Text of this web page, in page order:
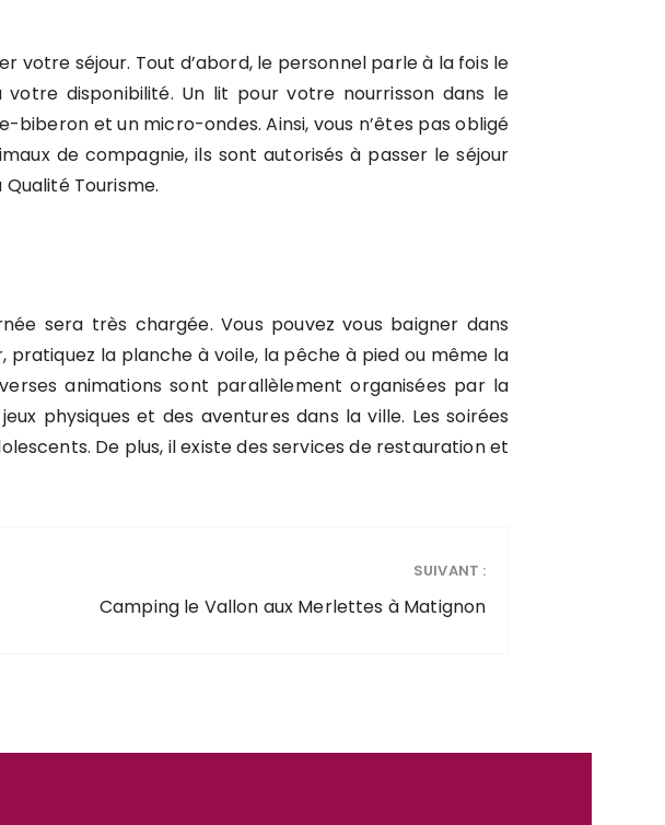
votre séjour. Tout d’abord, le personnel parle à la fois le
disponibilité. Un lit pour votre nourrisson dans le
et un micro-ondes. Ainsi, vous n’êtes pas obligé
de compagnie, ils sont autorisés à passer le séjour
Tourisme.
sera très chargée. Vous pouvez vous baigner dans
la planche à voile, la pêche à pied ou même la
animations sont parallèlement organisées par la
physiques et des aventures dans la ville. Les soirées
De plus, il existe des services de restauration et
SUIVANT :
Camping le Vallon aux Merlettes à Matignon